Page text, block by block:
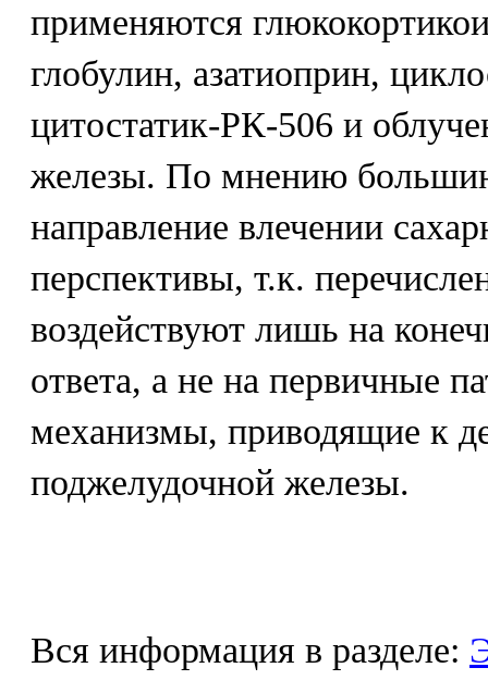
применяются
глобулин, азатиоприн,
цитостатик-РК-506 и
железы. По мнению
направление влечении
перспективы, т.к.
воздействуют лишь на
ответа, а не на первичные
механизмы, приводящие к
поджелудочной железы.
Вся информация в разделе: